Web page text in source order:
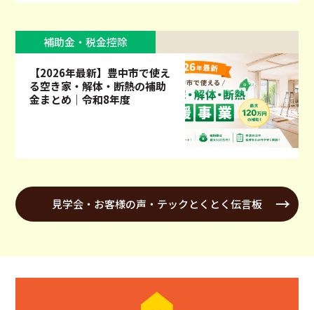
補助金・税金控除
【2026年最新】豊中市で使え
る空き家・解体・断熱の補助
金まとめ｜令和8年度
見学会・お客様の声・テックとくとく伝言板